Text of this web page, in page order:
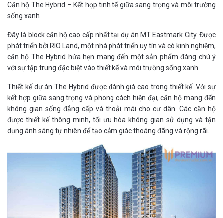
Căn hộ The Hybrid – Kết hợp tinh tế giữa sang trọng và môi trường
sống xanh
Đây là block căn hộ cao cấp nhất tại dự án MT Eastmark City. Được
phát triển bởi RIO Land, một nhà phát triển uy tín và có kinh nghiệm,
căn hộ The Hybrid hứa hẹn mang đến một sản phẩm đáng chú ý
với sự tập trung đặc biệt vào thiết kế và môi trường sống xanh.
Thiết kế dự án The Hybrid được đánh giá cao trong thiết kế. Với sự
kết hợp giữa sang trọng và phong cách hiện đại, căn hộ mang đến
không gian sống đẳng cấp và thoải mái cho cư dân. Các căn hộ
được thiết kế thông minh, tối ưu hóa không gian sử dụng và tận
dụng ánh sáng tự nhiên để tạo cảm giác thoáng đãng và rộng rãi.